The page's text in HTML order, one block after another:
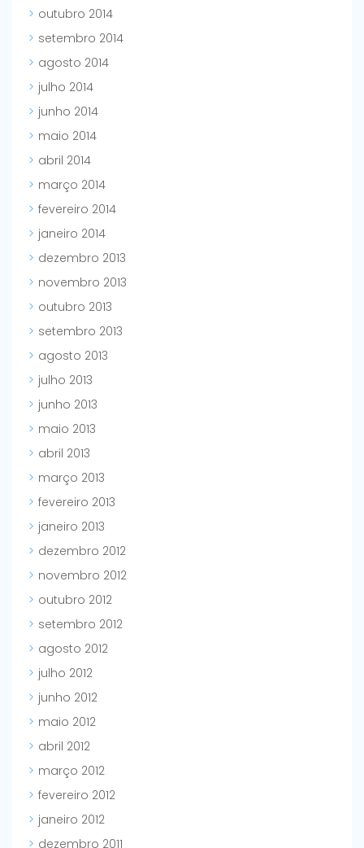
outubro 2014
setembro 2014
agosto 2014
julho 2014
junho 2014
maio 2014
abril 2014
março 2014
fevereiro 2014
janeiro 2014
dezembro 2013
novembro 2013
outubro 2013
setembro 2013
agosto 2013
julho 2013
junho 2013
maio 2013
abril 2013
março 2013
fevereiro 2013
janeiro 2013
dezembro 2012
novembro 2012
outubro 2012
setembro 2012
agosto 2012
julho 2012
junho 2012
maio 2012
abril 2012
março 2012
fevereiro 2012
janeiro 2012
dezembro 2011